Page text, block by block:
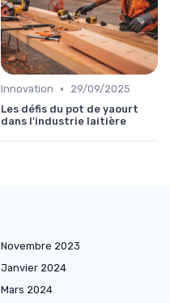
Innovation •
29/09/2025
Les défis du pot de yaourt
dans l'industrie laitière
Novembre 2023
Janvier 2024
Mars 2024